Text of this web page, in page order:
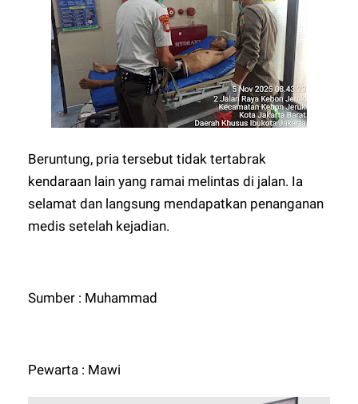
Beruntung, pria tersebut tidak tertabrak
kendaraan lain yang ramai melintas di jalan. Ia
selamat dan langsung mendapatkan penanganan
medis setelah kejadian.
Sumber : Muhammad
Pewarta : Mawi